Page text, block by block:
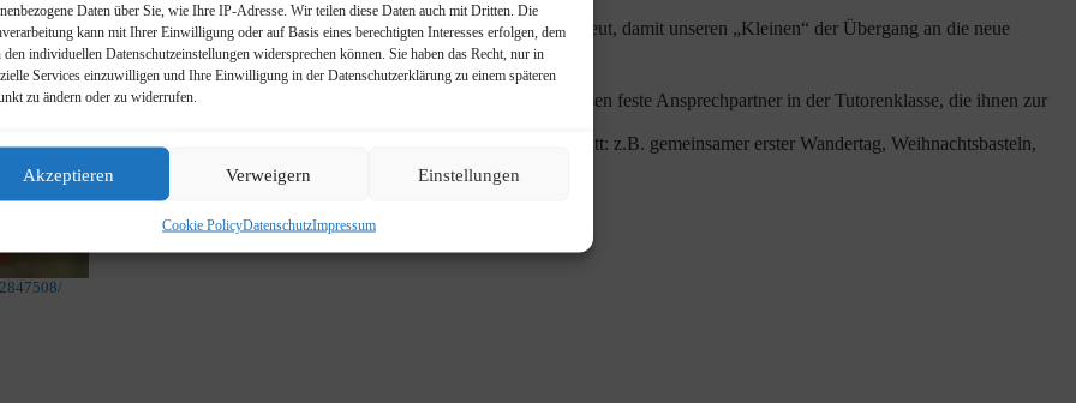
Daten über Sie, wie Ihre IP-Adresse. Wir teilen diese Daten auch mit Dritten. Die
kann mit Ihrer Einwilligung oder auf Basis eines berechtigten Interesses erfolgen, dem
den individuellen Datenschutzeinstellungen widersprechen können. Sie haben das Recht, nur in
Services einzuwilligen und Ihre Einwilligung in der Datenschutzerklärung zu einem späteren
zu ändern oder zu widerrufen.
Akzeptieren Verweigern Einstellungen
Cookie PolicyDatenschutzImpressum
An unserer Schule werden die Fünftklässler von Tutoren betreut, damit unseren „Kleinen“ der Übergang an die neue
Schule erleichtert wird.
Dabei haben die Schülerinnen und Schüler der 5. Klassen feste Ansprechpartner in der Tutorenklasse, die ihnen zur
Es finden mit den Tutoren auch zahlreiche Aktionen statt: z.B. gemeinsamer erster Wandertag, Weihnachtsbasteln,
Osteraktion, Spielepausen, etc.